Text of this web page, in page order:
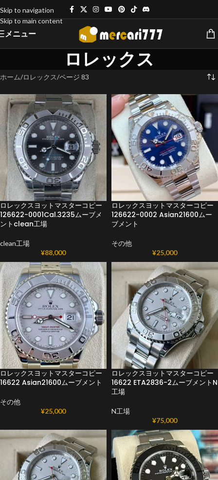
Skip to navigation
Skip to main content
メニュー
ロレックス
ホーム ロレックス ページ 83
ロレックスヨットマスターコピー
126622-0001Cal.3235ムーブメ
ントclean工場
clean工場
¥88,000
ロレックスヨットマスターコピー
126622-0002 Asian21600ムー
ブメント
その他
¥25,000
ロレックスヨットマスターコピー
16622 Asian21600ムーブメント
その他
¥25,000
ロレックスヨットマスターコピー
16622 ETA2836-2ムーブメントN
工場
N工場
¥75,000